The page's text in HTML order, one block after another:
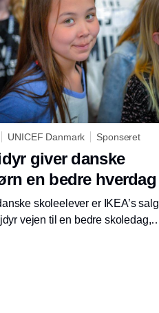
UNICEF Danmark Sponseret
giver danske
en bedre hverdag
skoleelever er IKEA’s salg
vejen til en bedre skoledag,